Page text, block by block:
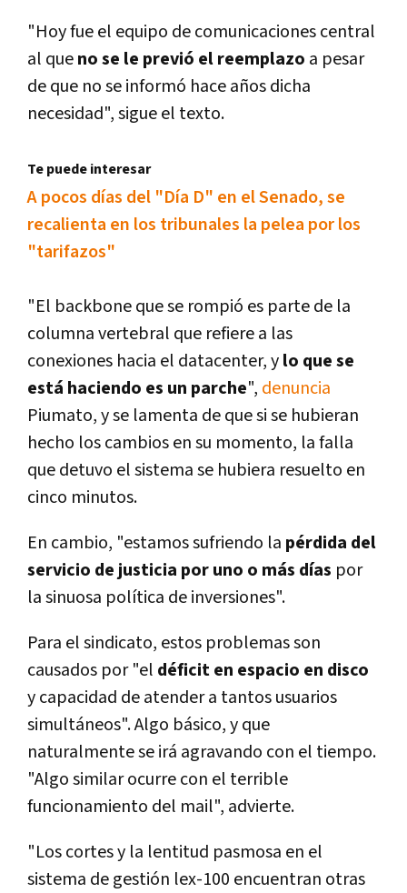
"Hoy fue el equipo de comunicaciones central
al queno se le previó el reemplazo a pesar
de que no se informó hace años dicha
necesidad", sigue el texto.
Te puede interesar
A pocos dí­as del "Dí­a D" en el Senado, se
recalienta en los tribunales la pelea por los
"tarifazos"
"El backbone que se rompió es parte de la
columna vertebral que refiere a las
conexiones hacia el datacenter, ylo que se
está haciendo es un parche", denuncia
Piumato, y se lamenta de que si se hubieran
hecho los cambios en su momento, la falla
que detuvo el sistema se hubiera resuelto en
cinco minutos.
En cambio, "estamos sufriendo la pérdida del
servicio de justicia por uno o más dí­as por
la sinuosa polí­tica de inversiones".
Para el sindicato, estos problemas son
causados por "el déficit en espacio en disco
y capacidad de atender a tantos usuarios
simultáneos". Algo básico, y que
naturalmente se irá agravando con el tiempo.
"Algo similar ocurre con el terrible
funcionamiento del mail", advierte.
"Los cortes y la lentitud pasmosa en el
sistema de gestión lex-100 encuentran otras